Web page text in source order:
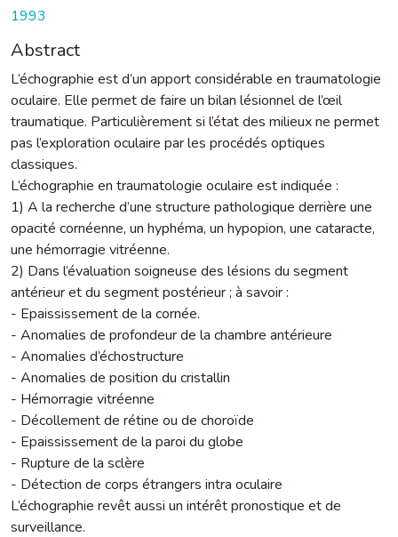
1993
Abstract
L’échographie est d’un apport considérable en traumatologie
oculaire. Elle permet de faire un bilan lésionnel de l’œil
traumatique. Particulièrement si l’état des milieux ne permet
pas l’exploration oculaire par les procédés optiques
classiques.
L’échographie en traumatologie oculaire est indiquée :
1) A la recherche d’une structure pathologique derrière une
opacité cornéenne, un hyphéma, un hypopion, une cataracte,
une hémorragie vitréenne.
2) Dans l’évaluation soigneuse des lésions du segment
antérieur et du segment postérieur ; à savoir :
- Epaississement de la cornée.
- Anomalies de profondeur de la chambre antérieure
- Anomalies d’échostructure
- Anomalies de position du cristallin
- Hémorragie vitréenne
- Décollement de rétine ou de choroïde
- Epaississement de la paroi du globe
- Rupture de la sclère
- Détection de corps étrangers intra oculaire
L’échographie revêt aussi un intérêt pronostique et de
surveillance.